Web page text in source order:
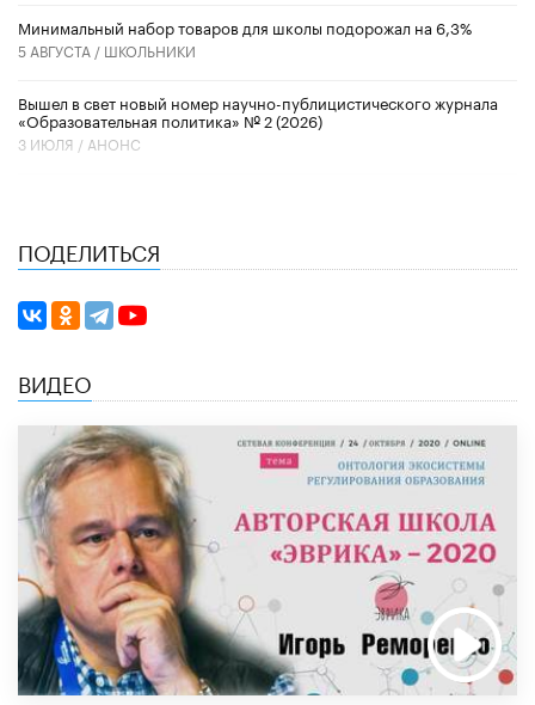
Минимальный набор товаров для школы подорожал на 6,3%
5 АВГУСТА / ШКОЛЬНИКИ
Вышел в свет новый номер научно-публицистического журнала
«Образовательная политика» № 2 (2026)
3 ИЮЛЯ / АНОНС
ПОДЕЛИТЬСЯ
ВИДЕО